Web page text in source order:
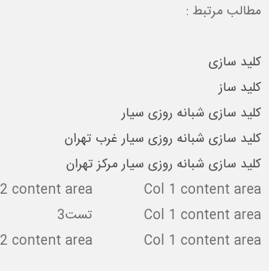
مطالب مرتبط :
کلید سازی
کلید ساز
کلید سازی شبانه روزی سیار
کلید سازی شبانه روزی سیار غرب تهران
کلید سازی شبانه روزی سیار مرکز تهران
Col 1 content area
content area
Col 1 content area
تست3
Col 1 content area
content area